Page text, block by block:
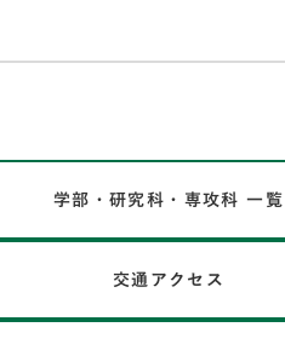
学部・研究科・専攻科 一覧
交通アクセス